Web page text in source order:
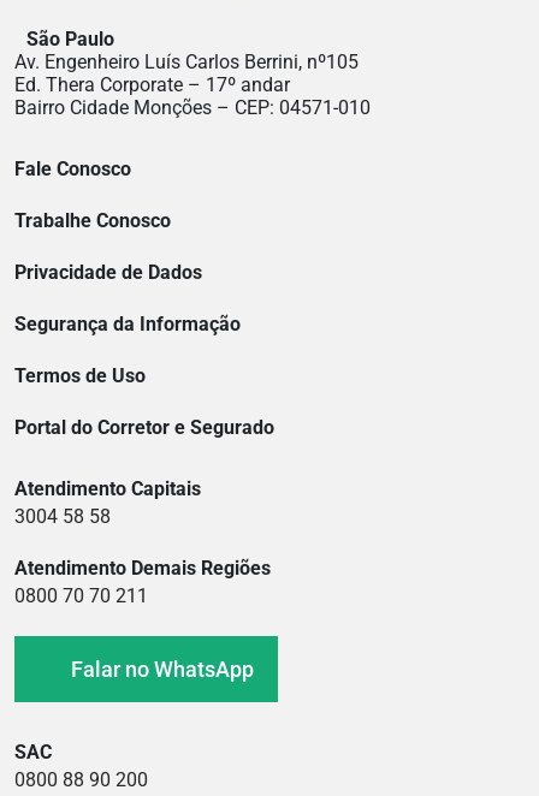
São Paulo
Av. Engenheiro Luís Carlos Berrini, nº105
Ed. Thera Corporate – 17º andar
Bairro Cidade Monções – CEP: 04571-010
Fale Conosco
Trabalhe Conosco
Privacidade de Dados
Segurança da Informação
Termos de Uso
Portal do Corretor e Segurado
Atendimento Capitais
3004 58 58
Atendimento Demais Regiões
0800 70 70 211
Falar no WhatsApp
SAC
0800 88 90 200